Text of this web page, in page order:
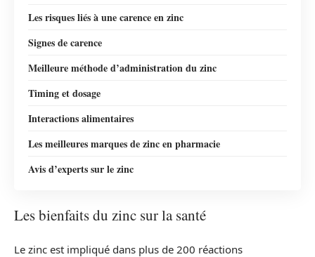
Les risques liés à une carence en zinc
Signes de carence
Meilleure méthode d’administration du zinc
Timing et dosage
Interactions alimentaires
Les meilleures marques de zinc en pharmacie
Avis d’experts sur le zinc
Les bienfaits du zinc sur la santé
Le zinc est impliqué dans plus de 200 réactions